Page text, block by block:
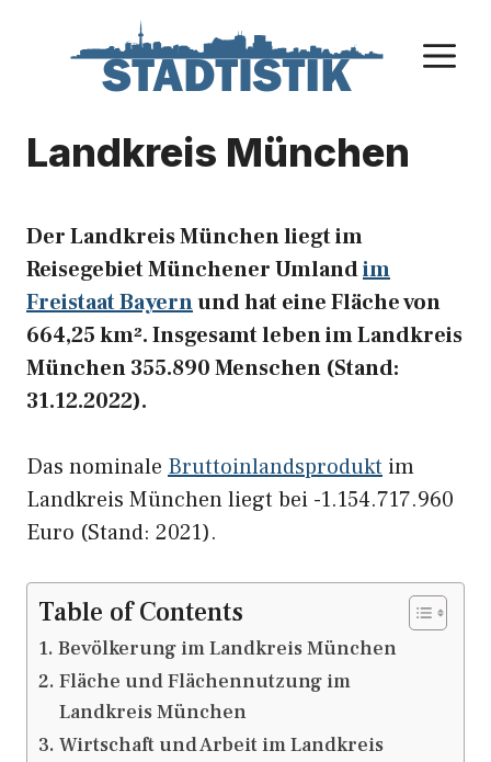
Landkreis München
Der Landkreis München liegt im
Reisegebiet Münchener Umlandim
Freistaat Bayernund hat eine Fläche von
664,25 km². Insgesamt leben im Landkreis
München 355.890 Menschen (Stand:
31.12.2022).
Das nominale Bruttoinlandsprodukt im
Landkreis München liegt bei -1.154.717.960
Euro (Stand: 2021).
Table of Contents
Bevölkerung im Landkreis München
Fläche und Flächennutzung im
Landkreis München
Wirtschaft und Arbeit im Landkreis